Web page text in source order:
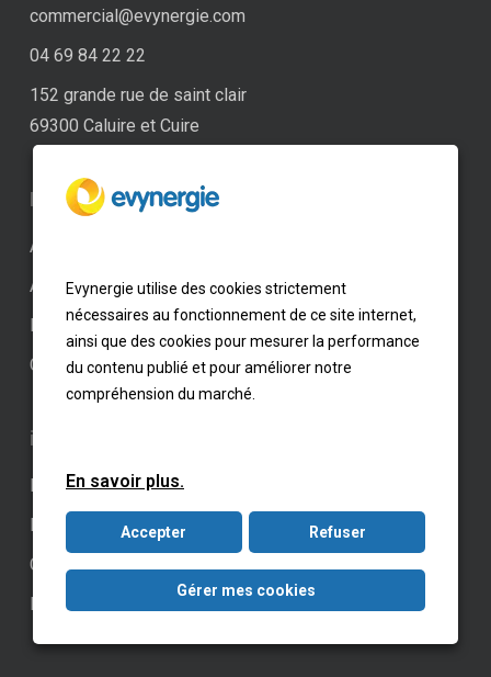
commercial@evynergie.com
04 69 84 22 22
152 grande rue de saint clair
69300 Caluire et Cuire
Liens rapide
Accueil
Actualités
Professionnel
Contact
informations
Paramètres des cookies
Mentions légales
CGV – CGU
Kit Média
Evynergie utilise des cookies strictement
nécessaires au fonctionnement de ce site internet,
ainsi que des cookies pour mesurer la performance
du contenu publié et pour améliorer notre
compréhension du marché.
En savoir plus.
Accepter Refuser
Gérer mes cookies